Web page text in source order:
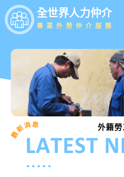
全世界人力仲介
專業外勞仲介服務
外籍